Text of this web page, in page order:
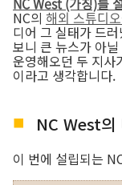
NC의 해외 스튜디
디어 그 실태가 드
보니 큰 뉴스가 아
운영해오던 두 지사
이라고 생각합니다.
NC West의
이 번에 설립되는